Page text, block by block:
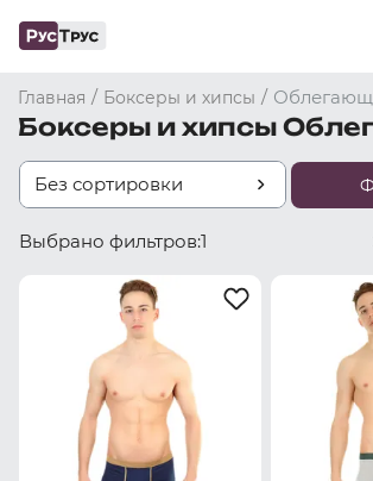
Главная / Боксеры и хипсы /
Боксеры и хипсы
Без сортировки
Выбрано фильтров:1